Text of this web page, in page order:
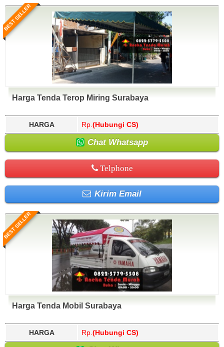
BEST SELLER
Harga Tenda Terop Miring Surabaya
HARGA Rp. (Hubungi CS)
Chat Whatsapp
Telphone
Kirim Email
BEST SELLER
Harga Tenda Mobil Surabaya
HARGA Rp. (Hubungi CS)